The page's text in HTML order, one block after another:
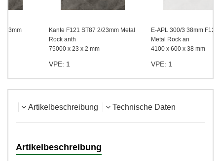
Kante F121 ST87 2/23mm Metal
75000 x 23 x 2 mm
E-APL 300/3 38mm F121 ST87
Metal Rock an
4100 x 600 x 38 mm
Artikelbeschreibung Technische Daten
Artikelbeschreibung